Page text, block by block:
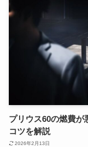
プリウス60の燃費が
コツを解説
2026年2月13日